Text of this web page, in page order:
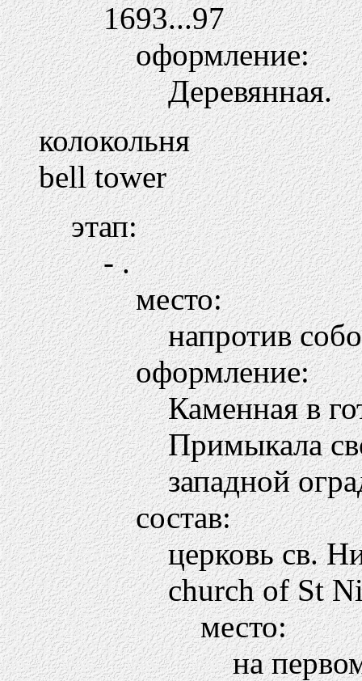
1693...97
оформление:
Деревянная.
колокольня
bell tower
этап:
- .
место:
напротив
оформление:
Каменная в
Примыкала
западной
состав:
церковь св.
church of St
место:
на